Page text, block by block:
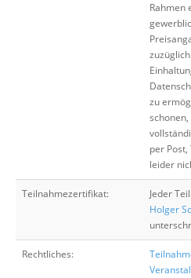
Rahmen
zu
per
leider
Teilnahmezertifikat: Jeder
Holger
Rechtliches: